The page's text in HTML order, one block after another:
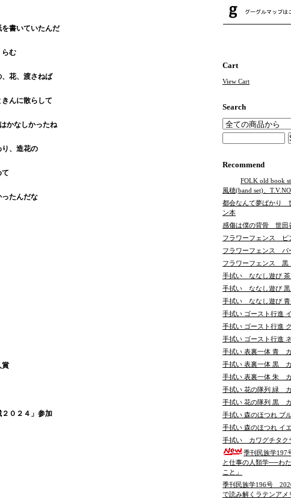
書いていたんだ
む
花、渡さねば
んに散らして
かなしかったね
、造花の
たんだな
賞
０２４」参加
Cart
View Cart
Search
Recommend
FOLK old book
風穂(band set)、
都会なんて夢ばかり
ン本
感傷は僕の背骨 世
フラワーフェンス
フラワーフェンス
フラワーフェンス
手拭い ななし遊び
手拭い ななし遊び
手拭い ななし遊び
手拭い ゴースト行進
手拭い ゴースト行進
手拭い ゴースト行進
手拭い 表裏一体 青
手拭い 表裏一体 黒
手拭い 表裏一体 朱
手拭い 花の隊列 緑
手拭い 花の隊列 黒
手拭い 森のほつれ
手拭い 森のほつれ
手拭い カワグチタ
季刊民族学
と仕事の人類学──わ
こと」
季刊民族学196号
で読み解くラテンアメ